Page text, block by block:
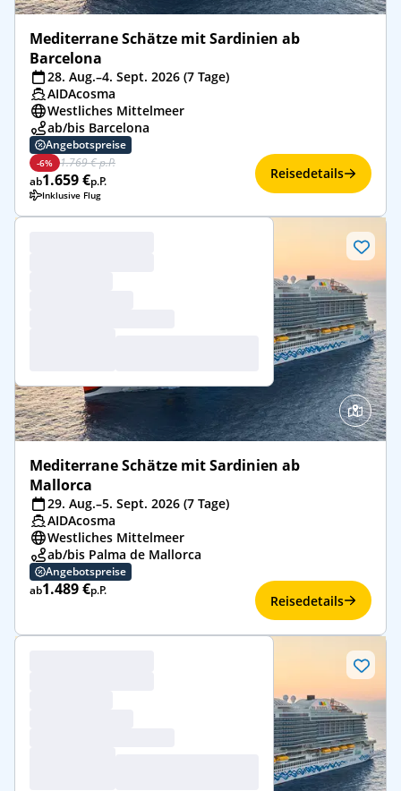
Mediterrane Schätze mit Sardinien ab
Barcelona
28. Aug.–4. Sept. 2026 (7 Tage)
AIDAcosma
Westliches Mittelmeer
ab/bis Barcelona
Angebotspreise
-6% 1.769 € p.P.
ab1.659 €p.P.
Inklusive Flug
Reisedetails
Mediterrane Schätze mit Sardinien ab
Mallorca
29. Aug.–5. Sept. 2026 (7 Tage)
AIDAcosma
Westliches Mittelmeer
ab/bis Palma de Mallorca
Angebotspreise
ab1.489 €p.P.
Reisedetails